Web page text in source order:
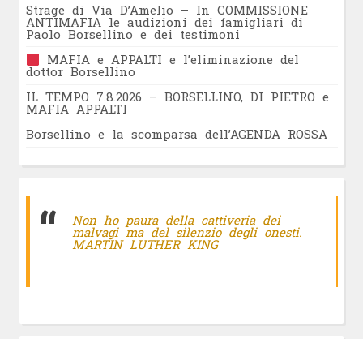
Strage di Via D’Amelio – In COMMISSIONE
ANTIMAFIA le audizioni dei famigliari di
Paolo Borsellino e dei testimoni
MAFIA e APPALTI e l’eliminazione del
dottor Borsellino
IL TEMPO 7.8.2026 – BORSELLINO, DI PIETRO e
MAFIA APPALTI
Borsellino e la scomparsa dell’AGENDA ROSSA
Non ho paura della cattiveria dei
malvagi ma del silenzio degli onesti.
MARTIN LUTHER KING